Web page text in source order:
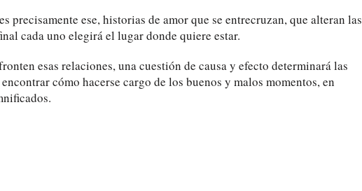
precisamente ese, historias de amor que se entrecruzan, que alteran las
cada uno elegirá el lugar donde quiere estar.
esas relaciones, una cuestión de causa y efecto determinará las
cómo hacerse cargo de los buenos y malos momentos, en